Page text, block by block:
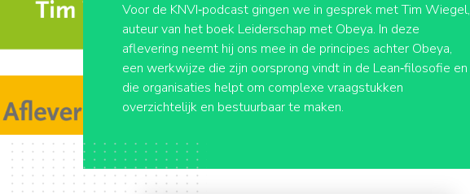
Voor de KNVI‑podcast gingen we in gesprek met Tim Wiegel,
auteur van het boek Leiderschap met Obeya. In deze
aflevering neemt hij ons mee in de principes achter Obeya,
een werkwijze die zijn oorsprong vindt in de Lean‑filosofie en
die organisaties helpt om complexe vraagstukken
overzichtelijk en bestuurbaar te maken.